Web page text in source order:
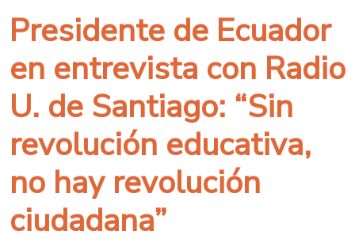
Presidente de Ecuador
en entrevista con Radio
U. de Santiago: “Sin
revolución educativa,
no hay revolución
ciudadana”